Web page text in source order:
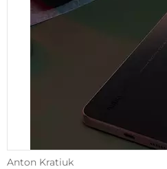
Anton Kratiuk